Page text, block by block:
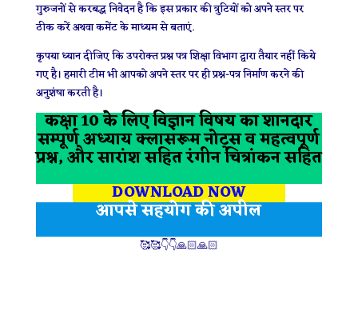
गुरुजनों से करबद्ध निवेदन है कि इस प्रकार की त्रुटियों को अपने स्तर पर
ठीक करें अथवा कमेंट के माध्यम से बताएं.
कृपया ध्यान दीजिए कि उपरोक्त प्रश्न पत्र शिक्षा विभाग द्वारा तैयार नहीं किये
गए है। हमारी टीम भी आपको अपने स्तर पर ही प्रश्न-पत्र निर्माण करने की
अनुशंषा करती है।
कक्षा 10 के लिए विज्ञान विषय का शानदार
सम्पूर्ण अध्याय क्लासरूम नोट्स व महत्वपूर्ण
प्रश्न, और सारांश सहित रंगीन चित्रांकन सहित
DOWNLOAD NOW
आपसे सहयोग की अपील
🥰🥰👇👇🙏🏻🙏🏻